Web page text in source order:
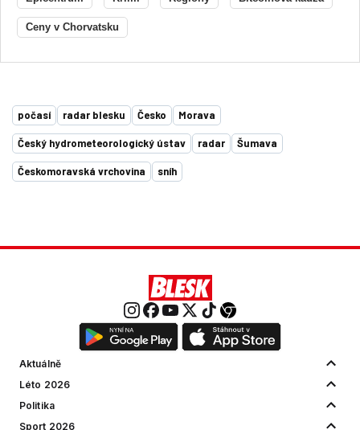
Ceny v Chorvatsku
počasí radar blesku Česko Morava
Český hydrometeorologický ústav radar Šumava
Českomoravská vrchovina sníh
Aktuálně
Léto 2026
Politika
Sport 2026